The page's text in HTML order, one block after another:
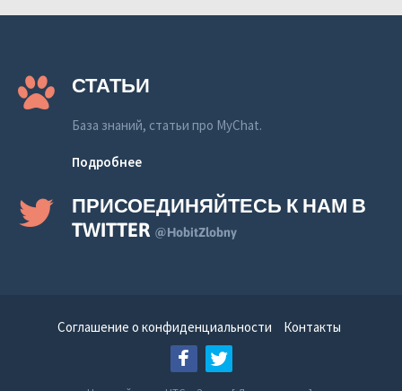
СТАТЬИ
База знаний, статьи про MyChat.
Подробнее
ПРИСОЕДИНЯЙТЕСЬ К НАМ В
TWITTER @HobitZlobny
Соглашение о конфиденциальности Контакты